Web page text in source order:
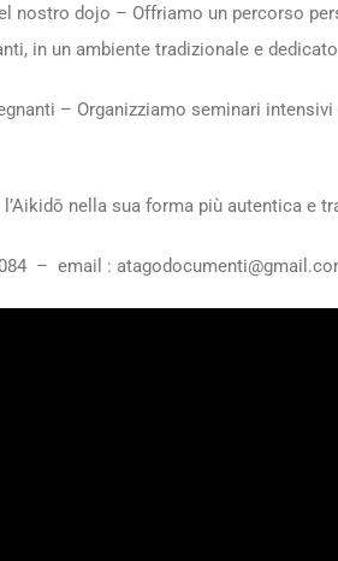
nostro dojo – Offriamo un percorso
in un ambiente tradizionale e
– Organizziamo seminari
nella sua forma più autentica
– email :